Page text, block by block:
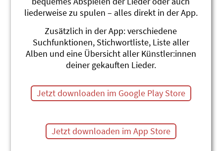
Andrew Bond
Andrew Bond (geb. 1965) zählt heute mit weit über
erfolgreichsten Kinderlieder- und
Musicalmacher*innen der Schweiz. Etliche seiner
Familien, in der Schule, im Kindergarten, in
Spielgruppen, Kitas und Kirchgemeinden zum Alltag.
liederweise zu spulen – alles direkt in der App.
Zusätzlich in der App: verschiedene
Suchfunktionen, Stichwortliste, Liste aller
Alben und eine Übersicht aller Künstler:innen
deiner gekauften Lieder.
Jetzt downloaden im Google Play Store
Jetzt downloaden im App Store